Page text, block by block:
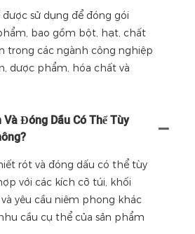
sử dụng để đóng gói
bao gồm bột, hạt, chất
trong các ngành công nghiệp
dược phẩm, hóa chất và
Đóng Dấu Có Thể Tùy
rót và đóng dấu có thể tùy
với các kích cỡ túi, khối
yêu cầu niêm phong khác
cầu cụ thể của sản phẩm